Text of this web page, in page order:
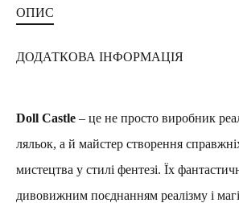
ОПИС
ДОДАТКОВА ІНФОРМАЦІЯ
Doll Castle – це не просто виробник
ляльок, а й майстер створення
мистецтва у стилі фентезі. Їх
дивовижним поєднанням реалізму і